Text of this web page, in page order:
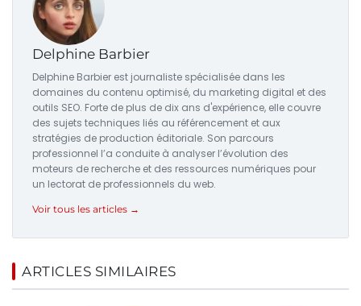
Delphine Barbier
Delphine Barbier est journaliste spécialisée dans les
domaines du contenu optimisé, du marketing digital et des
outils SEO. Forte de plus de dix ans d'expérience, elle couvre
des sujets techniques liés au référencement et aux
stratégies de production éditoriale. Son parcours
professionnel l’a conduite à analyser l’évolution des
moteurs de recherche et des ressources numériques pour
un lectorat de professionnels du web.
Voir tous les articles →
ARTICLES SIMILAIRES